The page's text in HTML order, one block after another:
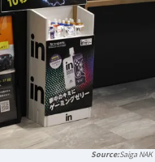
Saiga NAK